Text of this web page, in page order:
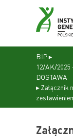
BIP▸
12/AK/2025
DOSTAWA
▸ Załącznik